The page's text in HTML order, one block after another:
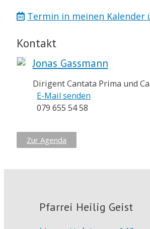
Termin in meinen Kalender
Kontakt
Jonas Gassmann
Dirigent Cantata Prima und
E-Mail senden
079 655 54 58
Zur Agenda
Pfarrei Heilig Geist